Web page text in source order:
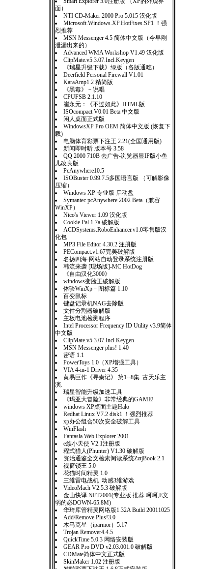
面）
NTI CD-Maker 2000 Pro 5.015 汉化版
Microsoft.Windows.XP.HotFixes.SP1 ！强
烈推荐
MSN Messenger 4.5 简体中文版（今早刚
泄漏出来的）
Advanced WMA Workshop V1.49 汉化版
ClipMate.v5.3.07.Incl.Keygen
《瑞星升级下载》绿版（各版通吃）
Deerfield Personal Firewall V1.01
KaraAmp1.2 精简版
《黑毒》－说唱
CPUFSB 2.1.10
崔永元：《不过如此》HTML版
ISOcompact V0.01 Beta 中文版
闲人桌面正式版
WindowsXP Pro OEM 简体中文版 (恢复下
载)
电脑体育彩票下注王 2.21(全国通用版)
新闻即时听 版本号 3.58
QQ 2000 710B 去广告-浏览器显IP版小鱼
儿改良版
PcAnywhere10.5
ISOBuster 0.99.7.5多国语言版 （可解影像
压缩）
Windows XP 专业版 启动盘
Symantec pcAnywhere 2002 Beta（兼容
WinXP）
Nico's Viewer 1.09 汉化版
Cookie Pal 1.7a 破解版
ACDSystems.RoboEnhancer.v1.0零售版汉
化包
MP3 File Editor 4.30.2 注册版
PECompact.v1.67完美破解版
名扬四海-网站自动登录系统注册版
韩流来袭 [现场版]-MC HotDog
《自由汉化3000》
windows变脸王破解版
体验WinXp－图标篇 1.10
百变鼠标
键盘记录机NAG去除版
文件分割器破解版
主板电池检测程序
Intel Processor Frequency ID Utility v3.9简体
中文版
ClipMate.v5.3.07.Incl.Keygen
MSN Messenger plus! 1.40
密语 1.1
PowerToys 1.0（XP增强工具）
VIA 4-in-1 Driver 4.35
黄易巨作《寻秦记》 第1--8集 古天乐主
演.
瑞星智能升级加速工具
《玛亚大冒险》非常经典的GAME!
windows XP桌面主题Halo
Redhat Linux V7.2 disk1 ！强烈推荐
xp办公组合50次安全破解工具
WinFlash
Fantasia Web Explorer 2001
e族小天使 V2.1注册版
程式猎人(Phunter) V1.30 破解版
资治通鉴全文检索阅读系统ZztjBook 2.1
视窗锁王 5.0
花猫时间精灵 1.0
三维雷电战机 动感3维游戏
VideoMach V2.5.3 破解版
金山快译.NET2001(专业版.推荐.呵呵,E文
弱的必DOWN-65.8M)
华琦库管精灵网络版1.32A Build 20011025
Add/Remove Plus!3.0
木马克星（iparmor）5.17
Trojan Remover4.4.5
QuickTime 5.0.3 网络安装版
GEAR Pro DVD v2.03.001.0 破解版
CDMate简体中文正式版
SkinMaker 1.02 注册版